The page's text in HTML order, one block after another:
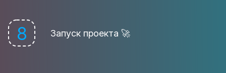
8 Запуск проекта 🚀